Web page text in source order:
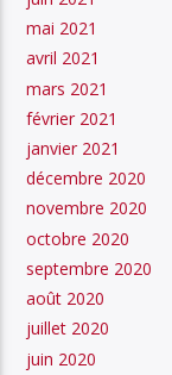
mai 2021
avril 2021
mars 2021
février 2021
janvier 2021
décembre 2020
novembre 2020
octobre 2020
septembre 2020
août 2020
juillet 2020
juin 2020